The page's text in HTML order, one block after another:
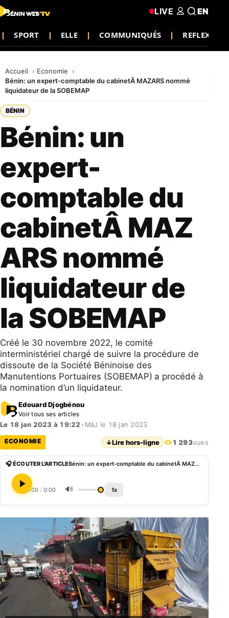
SPORT ELLE COMMUNIQUÉS REFLEXION
LIVE EN
Accueil
Economie
Bénin: un expert-comptable du cabinetÂ MAZARS nommé
liquidateur de la SOBEMAP
BÉNIN
Bénin: un
expert-
comptable du
cabinetÂ MAZ
ARS nommé
liquidateur de
la SOBEMAP
Créé le 30 novembre 2022, le comité
interministériel chargé de suivre la procédure de
dissoute de la Société Béninoise des
Manutentions Portuaires (SOBEMAP) a procédé à
la nomination d’un liquidateur.
Edouard Djogbénou
Voir tous ses articles
Le 18 jan 2023 à 19:22 • MàJ le 18 jan 2023
ECONOMIE ↓Lire hors-ligne 1 293vues
🎧 ÉCOUTER L'ARTICLE Bénin: un expert-comptable du cabinetÂ MAZARS nommé liquidateur de la SOBEMAP
0:00 / 0:00 🔊 1x